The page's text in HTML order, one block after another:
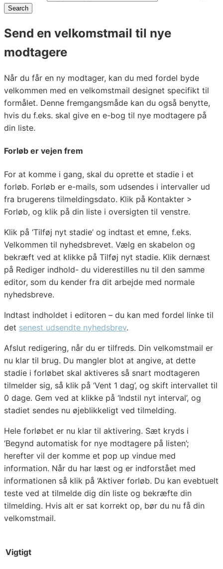
Search
Send en velkomstmail til nye
modtagere
Når du får en ny modtager, kan du med fordel byde
velkommen med en velkomstmail designet specifikt til
formålet. Denne fremgangsmåde kan du også benytte,
hvis du f.eks. skal give en e-bog til nye modtagere på
din liste.
Forløb er vejen frem
For at komme i gang, skal du oprette et stadie i et
forløb. Forløb er e-mails, som udsendes i intervaller ud
fra brugerens tilmeldingsdato. Klik på Kontakter >
Forløb, og klik på din liste i oversigten til venstre.
Klik på ‘Tilføj nyt stadie’ og indtast et emne, f.eks.
Velkommen til nyhedsbrevet. Vælg en skabelon og
bekræft ved at klikke på Tilføj nyt stadie. Klik dernæst
på Rediger indhold- du viderestilles nu til den samme
editor, som du kender fra dit arbejde med normale
nyhedsbreve.
Indtast indholdet i editoren – du kan med fordel linke til
det senest udsendte nyhedsbrev.
Afslut redigering, når du er tilfreds. Din velkomstmail er
nu klar til brug. Du mangler blot at angive, at dette
stadie i forløbet skal aktiveres så snart modtageren
tilmelder sig, så klik på ‘Vent 1 dag’, og skift intervallet til
0 dage. Gem ved at klikke på ‘Indstil nyt interval’, og
stadiet sendes nu øjeblikkeligt ved tilmelding.
Hele forløbet er nu klar til aktivering. Sæt kryds i
‘Begynd automatisk for nye modtagere på listen’;
herefter vil der komme et pop up vindue med
information. Når du har læst og er indforstået med
informationen så klik på ‘Aktiver forløb. Du kan evebtuelt
teste ved at tilmelde dig din liste og bekræfte din
tilmelding. Hvis alt er sat korrekt op, bør du nu få din
velkomstmail.
Vigtigt